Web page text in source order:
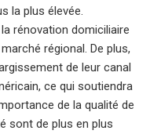
la plus élevée.
rénovation domiciliaire
régional. De plus,
de leur canal
ce qui soutiendra
de la qualité de
sont de plus en plus